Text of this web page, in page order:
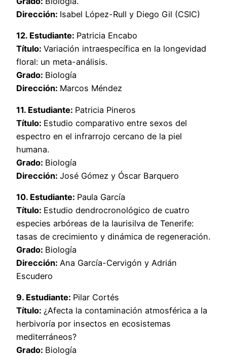
Dirección: Isabel López-Rull y Diego Gil (CSIC)
12. Estudiante: Patricia Encabo
Título: Variación intraespecífica en la longevidad
floral: un meta-análisis.
Grado: Biología
Dirección: Marcos Méndez
11. Estudiante: Patricia Pineros
Título: Estudio comparativo entre sexos del
espectro en el infrarrojo cercano de la piel
humana.
Grado: Biología
Dirección: José Gómez y Óscar Barquero
10. Estudiante: Paula García
Título: Estudio dendrocronológico de cuatro
especies arbóreas de la laurisilva de Tenerife:
tasas de crecimiento y dinámica de regeneración.
Grado: Biología
Dirección: Ana García-Cervigón y Adrián
Escudero
9. Estudiante: Pilar Cortés
Título: ¿Afecta la contaminación atmosférica a la
herbivoría por insectos en ecosistemas
mediterráneos?
Grado: Biología